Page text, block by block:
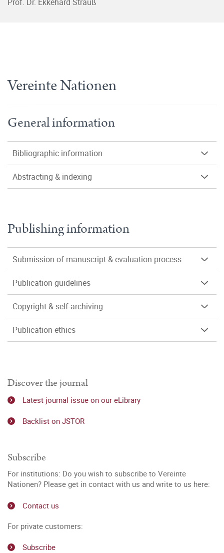
Vereinte Nationen
General information
Bibliographic information
Abstracting & indexing
Publishing information
Submission of manuscript & evaluation process
Publication guidelines
Copyright & self-archiving
Publication ethics
Discover the journal
Latest journal issue on our eLibrary
Backlist on JSTOR
Subscribe
For institutions: Do you wish to subscribe to Vereinte
Nationen? Please get in contact with us and write to us here:
Contact us
For private customers:
Subscribe